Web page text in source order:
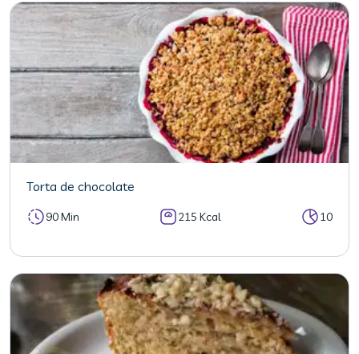
Torta de chocolate
90 Min 215 Kcal 10